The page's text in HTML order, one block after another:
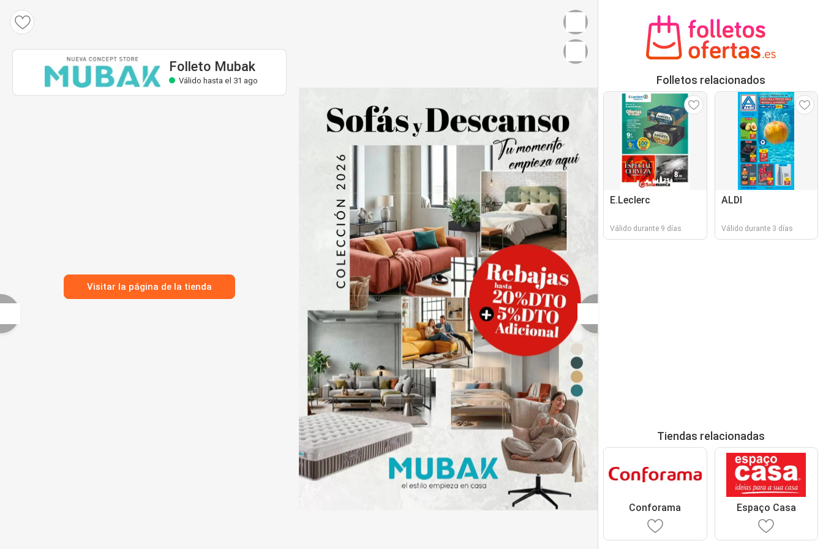
Folleto Mubak
Válido hasta el 31 ago
Visitar la página de la tienda
Folletos relacionados
E.Leclerc
Válido durante 9 días
ALDI
Válido durante 3 días
Tiendas relacionadas
Conforama Espaço Casa